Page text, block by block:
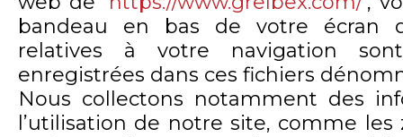
bandeau en bas de votre écran
relatives à votre navigation
enregistrées dans ces fichiers
Nous collectons notamment des
l’utilisation de notre site, comme les